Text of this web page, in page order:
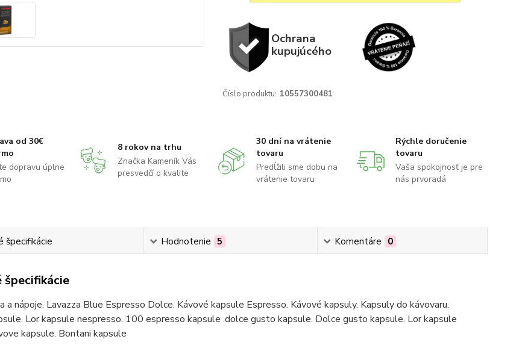
Ochrana
kupujúcého
Číslo produktu: 10557300481
od 30€
dopravu úplne
8 rokov na trhu
Značka Kameník Vás
presvedčí o kvalite
30 dní na vrátenie
tovaru
Predĺžili sme dobu na
vrátenie tovaru
Rýchle doručenie
tovaru
Vaša spokojnosť je pre
nás prvoradá
špecifikácie Hodnotenie 5 Komentáre 0
a nápoje. Lavazza Blue Espresso Dolce. Kávové kapsule Espresso. Kávové kapsuly. Kapsuly do kávovaru.
Lor kapsule nespresso. 100 espresso kapsule .dolce gusto kapsule. Dolce gusto kapsule. Lor kapsule
kapsule. Bontani kapsule